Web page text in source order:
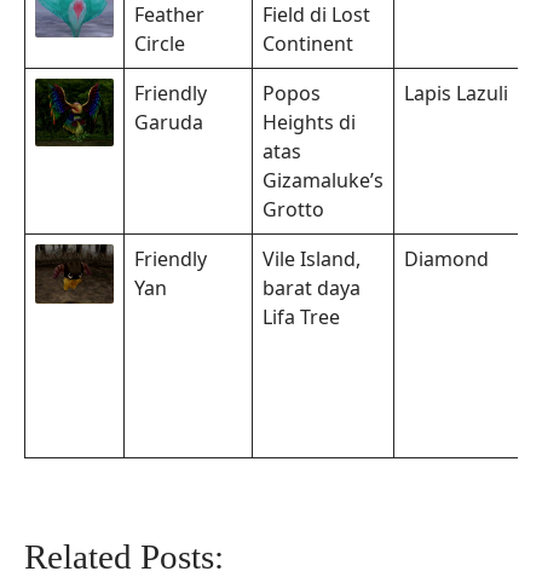
Feather
Circle
Field di Lost
Continent
Friendly
Garuda
Popos
Heights di
atas
Gizamaluke’s
Grotto
Lapis Lazuli
Friendly
Yan
Vile Island,
barat daya
Lifa Tree
Diamond
Related Posts: